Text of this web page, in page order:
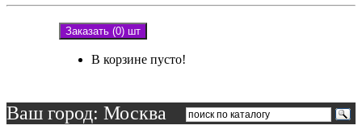
Заказать (0) шт
В корзине пусто!
Ваш город: Москва